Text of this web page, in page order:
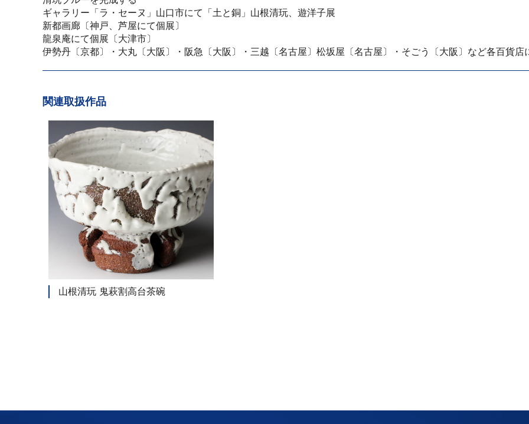
ギャラリー「ラ・セーヌ」山口市にて「土と銅」山根清玩、遊洋子展
新都画廊〔神戸、芦屋にて個展〕
龍泉庵にて個展〔大津市〕
伊勢丹〔京都〕・大丸〔大阪〕・阪急〔大阪〕・三越〔名古屋〕松坂屋〔名古屋〕・そごう〔大阪〕など各百貨店
関連取扱作品
山根清玩 鬼萩割高台茶碗